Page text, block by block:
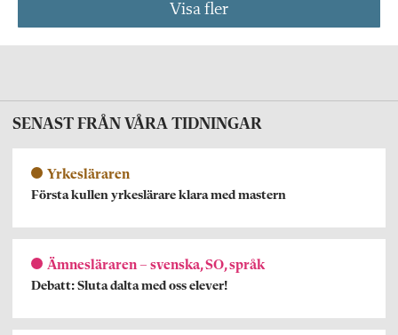
Visa fler
SENAST FRÅN VÅRA TIDNINGAR
Yrkesläraren
Första kullen yrkeslärare klara med mastern
Ämnesläraren – svenska, SO, språk
Debatt: Sluta dalta med oss elever!